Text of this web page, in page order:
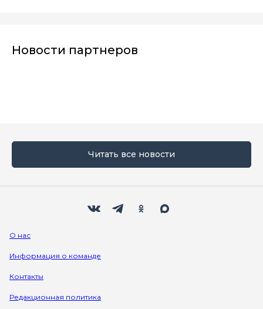
Новости партнеров
Читать все новости
О нас
Информация о команде
Контакты
Редакционная политика